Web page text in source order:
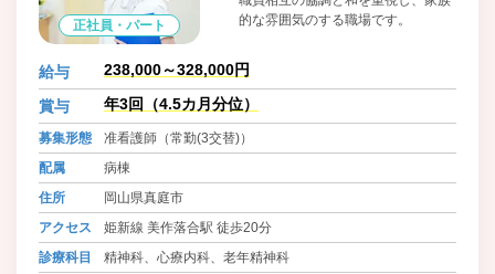
正社員・パート
的な雰囲気のする職場です。
給与 238,000～328,000円
賞与 年3回（4.5カ月分位）
募集形態
准看護師（常勤(3交替)）
配属
病棟
住所
岡山県真庭市
アクセス
姫新線 美作落合駅 徒歩20分
診療科目
精神科、心療内科、老年精神科